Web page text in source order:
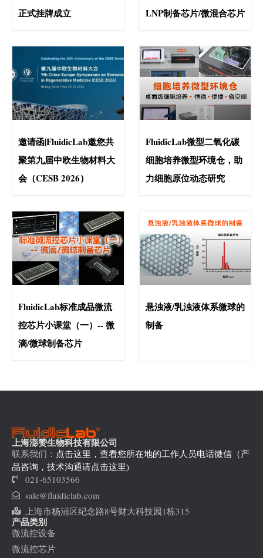
正式挂牌成立
LNP制备芯片/微混合芯片
邀请函|FluidicLab邀您共
聚第九届中欧生物材料大
会（CESB 2026）
FluidicLab微型二氧化碳
细胞培养微型环境仓，助
力细胞原位动态研究
FluidicLab标准成品微流
控芯片小课堂（一）-- 微
滴/微球制备芯片
悬浊液/乳浊液体系微球的
制备
上海澎赞生物科技有限公司
联系我们： 点击这里，查看您所在地的工作人员电话微信（产
品咨询，技术沟通请点击这里)
021-65103566
sale@fluidiclab.com
上海市杨浦区纪念路8号财大科技园1栋315
产品类别
微流控设备
微流控芯片